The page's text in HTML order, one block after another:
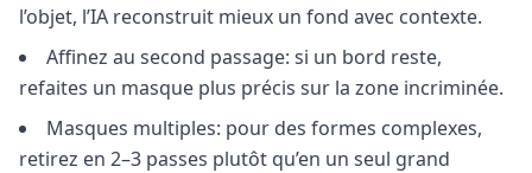
l’objet, l’IA reconstruit mieux un fond avec contexte.
Affinez au second passage: si un bord reste,
refaites un masque plus précis sur la zone incriminée.
Masques multiples: pour des formes complexes,
retirez en 2–3 passes plutôt qu’en un seul grand